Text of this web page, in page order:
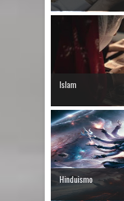
Islam
Hinduismo